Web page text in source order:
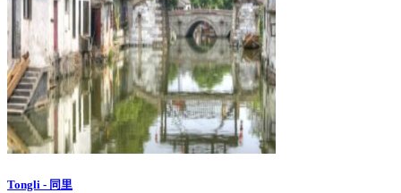
Tongli - 同里